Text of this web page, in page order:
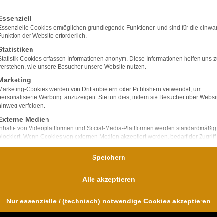
ausschließlich
verfügen über
Unfallfolgen und
uns im
eine Liste der Service-Gruppen, für die eine
Cookies ermöglichen grundlegende Funktionen und sind für die
der Website erforderlich.
Cookies erfassen Informationen anonym. Diese Informationen helfen uns
wie unsere Besucher unsere Website nutzen.
Cookies werden von Drittanbietern oder Publishern verwendet, um
Werbung anzuzeigen. Sie tun dies, indem sie Besucher über
verfolgen.
Medien
von Videoplattformen und Social-Media-Plattformen werden standardmäßig
Wenn Cookies von externen Medien akzeptiert werden, bedarf der Zugriff
Speichern
Alle akzeptieren
Nur essenzielle / (technisch) notwendige Cookies akzeptieren